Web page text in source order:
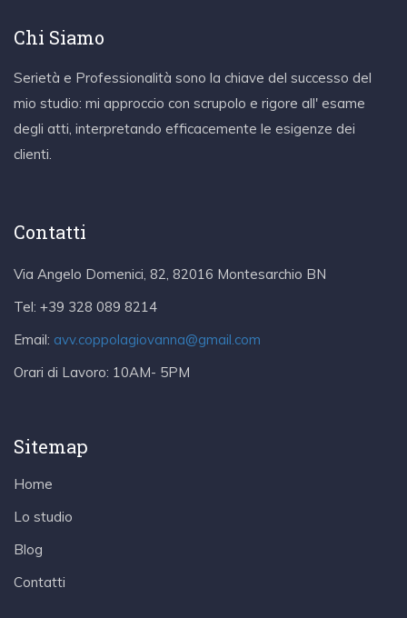
Chi Siamo
Serietà e Professionalità sono la chiave del successo del
mio studio: mi approccio con scrupolo e rigore all' esame
degli atti, interpretando efficacemente le esigenze dei
clienti.
Contatti
Via Angelo Domenici, 82, 82016 Montesarchio BN
Tel: +39 328 089 8214
Email: avv.coppolagiovanna@gmail.com
Orari di Lavoro: 10AM- 5PM
Sitemap
Home
Lo studio
Blog
Contatti